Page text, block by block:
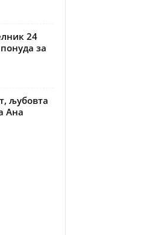
24
за
љубовта
Ана